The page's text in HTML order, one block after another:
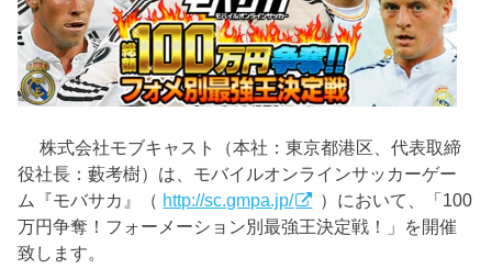
株式会社モブキャスト（本社：東京都港区、代表取締
役社長：藪考樹）は、モバイルオンラインサッカーゲー
ム『モバサカ』（ http://sc.gmpa.jp/
）において、「100
万円争奪！フォーメーション別最強王決定戦！」を開催
致します。